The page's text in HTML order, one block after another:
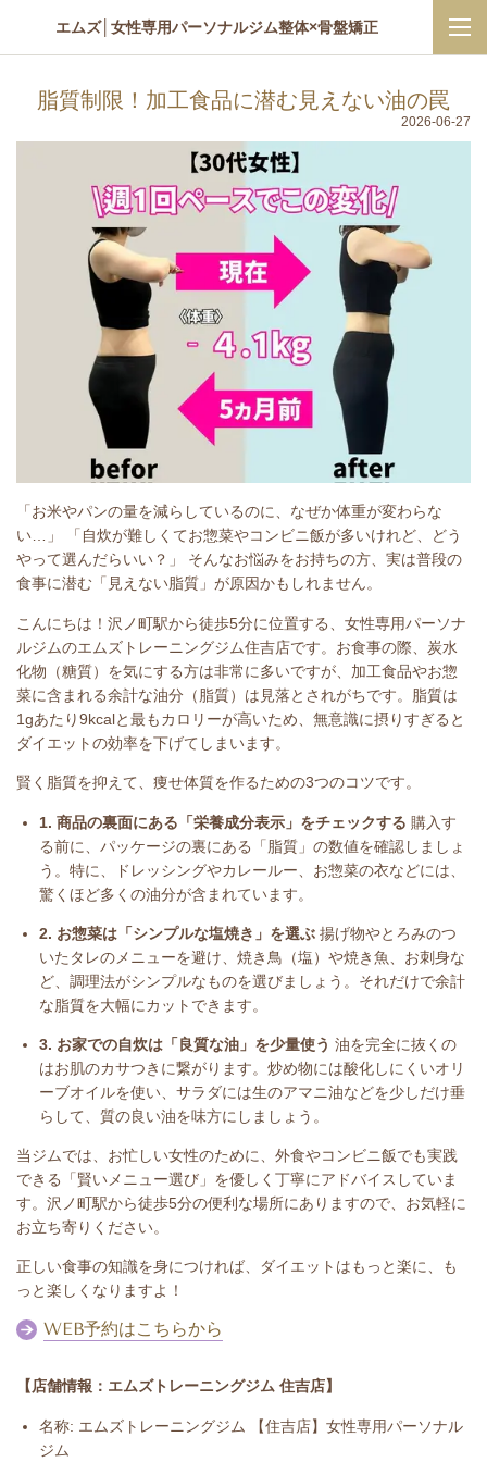
エムズ│女性専用パーソナルジム整体×骨盤矯正
脂質制限！加工食品に潜む見えない油の罠
2026-06-27
「お米やパンの量を減らしているのに、なぜか体重が変わらな
い…」 「自炊が難しくてお惣菜やコンビニ飯が多いけれど、どう
やって選んだらいい？」 そんなお悩みをお持ちの方、実は普段の
食事に潜む「見えない脂質」が原因かもしれません。
こんにちは！沢ノ町駅から徒歩5分に位置する、女性専用パーソナ
ルジムのエムズトレーニングジム住吉店です。お食事の際、炭水
化物（糖質）を気にする方は非常に多いですが、加工食品やお惣
菜に含まれる余計な油分（脂質）は見落とされがちです。脂質は
1gあたり9kcalと最もカロリーが高いため、無意識に摂りすぎると
ダイエットの効率を下げてしまいます。
賢く脂質を抑えて、痩せ体質を作るための3つのコツです。
1. 商品の裏面にある「栄養成分表示」をチェックする 購入す
る前に、パッケージの裏にある「脂質」の数値を確認しましょ
う。特に、ドレッシングやカレールー、お惣菜の衣などには、
驚くほど多くの油分が含まれています。
2. お惣菜は「シンプルな塩焼き」を選ぶ 揚げ物やとろみのつ
いたタレのメニューを避け、焼き鳥（塩）や焼き魚、お刺身な
ど、調理法がシンプルなものを選びましょう。それだけで余計
な脂質を大幅にカットできます。
3. お家での自炊は「良質な油」を少量使う 油を完全に抜くの
はお肌のカサつきに繋がります。炒め物には酸化しにくいオリ
ーブオイルを使い、サラダには生のアマニ油などを少しだけ垂
らして、質の良い油を味方にしましょう。
当ジムでは、お忙しい女性のために、外食やコンビニ飯でも実践
できる「賢いメニュー選び」を優しく丁寧にアドバイスしていま
す。沢ノ町駅から徒歩5分の便利な場所にありますので、お気軽に
お立ち寄りください。
正しい食事の知識を身につければ、ダイエットはもっと楽に、も
っと楽しくなりますよ！
WEB予約はこちらから
【店舗情報：エムズトレーニングジム 住吉店】
名称: エムズトレーニングジム 【住吉店】女性専用パーソナル
ジム